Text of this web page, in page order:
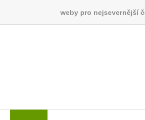
weby pro nejsevernější